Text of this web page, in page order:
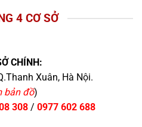
4 CƠ SỞ
CHÍNH:
Xuân, Hà Nội.
bản đồ)
308/ 0977 602 688